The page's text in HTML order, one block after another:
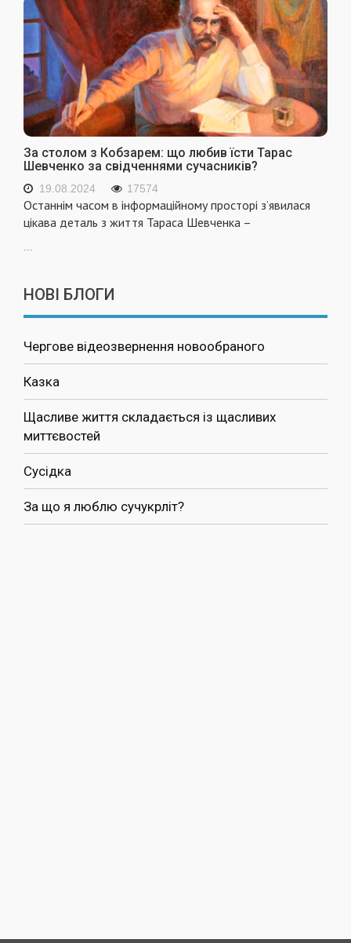
За столом з Кобзарем: що любив їсти Тарас
Шевченко за свідченнями сучасників?
19.08.2024 17574
Останнім часом в інформаційному просторі з’явилася
цікава деталь з життя Тараса Шевченка –
НОВІ БЛОГИ
Чергове відеозвернення новообраного
Казка
Щасливе життя складається із щасливих
миттєвостей
Сусідка
За що я люблю сучукрліт?